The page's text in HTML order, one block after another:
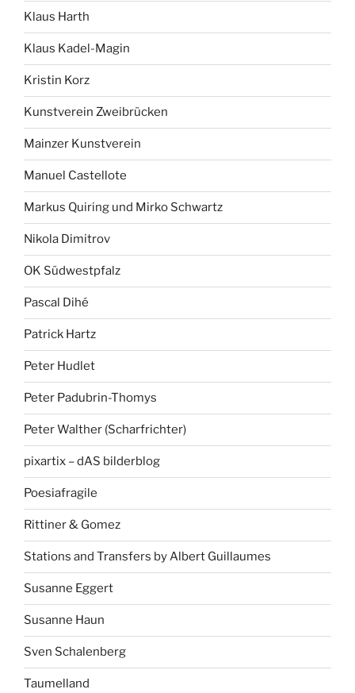
Klaus Harth
Klaus Kadel-Magin
Kristin Korz
Kunstverein Zweibrücken
Mainzer Kunstverein
Manuel Castellote
Markus Quiring und Mirko Schwartz
Nikola Dimitrov
OK Südwestpfalz
Pascal Dihé
Patrick Hartz
Peter Hudlet
Peter Padubrin-Thomys
Peter Walther (Scharfrichter)
pixartix – dAS bilderblog
Poesiafragile
Rittiner & Gomez
Stations and Transfers by Albert Guillaumes
Susanne Eggert
Susanne Haun
Sven Schalenberg
Taumelland